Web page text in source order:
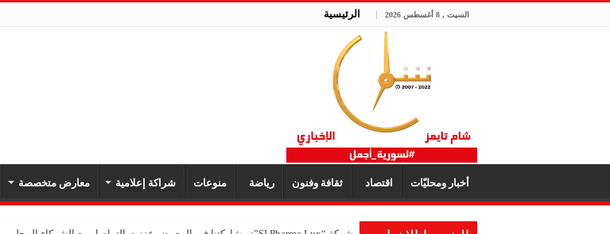
السبت , 8 أغسطس 2026 الرئيسية
أخبار ومحليّات اقتصاد ثقافة وفنون رياضة منوعات شراكة إعلامية معارض متخصصة